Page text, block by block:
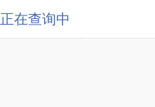
正在查询中